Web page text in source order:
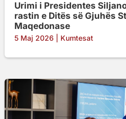
Urimi i Presidentes
rastin e Ditës së Gjuhës
Maqedonase
5 Maj 2026 Kumtesat